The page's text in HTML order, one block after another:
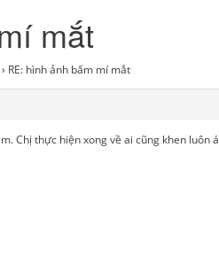
mắt
› RE: hình ảnh bấm mí mắt
Chị thực hiện xong về ai cũng khen luôn á